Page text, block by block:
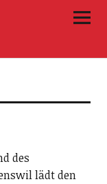
des
lädt den